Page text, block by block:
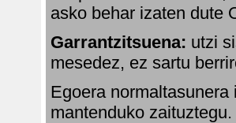
asko behar izaten dute
Garrantzitsuena: utzi
mesedez, ez sartu
Egoera
mantenduko